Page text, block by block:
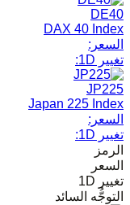
DE40
DAX 40 Index
السعر:
تغيير 1D:
JP225
Japan 225 Index
السعر:
تغيير 1D:
الرمز
السعر
تغيير 1D
التوجُّه السائد